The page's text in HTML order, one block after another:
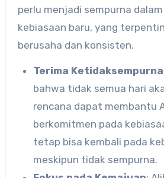
perlu menjadi sempurna
kebiasaan baru, yang
berusaha dan konsisten.
Terima
bahwa tidak semua hari
rencana dapat membantu
berkomitmen pada
tetap bisa kembali pada
meskipun tidak sempurna.